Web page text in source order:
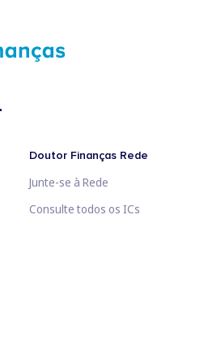
Doutor Finanças Rede
Junte-se à Rede
Consulte todos os ICs